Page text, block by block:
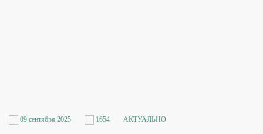
09 сентября 2025 1654 АКТУАЛЬНО